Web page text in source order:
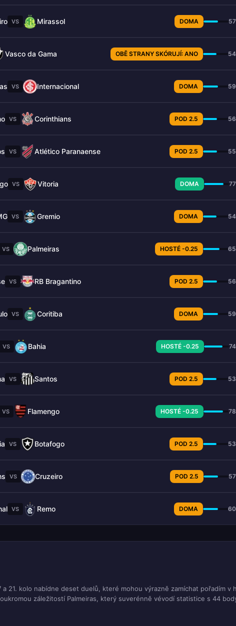
VS Mirassol DOMA
Vasco da Gama OBĚ STRANY SKÓRUJÍ: ANO
VS Internacional DOMA
VS Corinthians POD 2.5
VS Atlético Paranaense POD 2.5
VS Vitoria DOMA
VS Gremio DOMA
VS Palmeiras HOSTÉ -0.25
VS RB Bragantino POD 2.5
VS Coritiba DOMA
VS Bahia HOSTÉ -0.25
VS Santos POD 2.5
VS Flamengo HOSTÉ -0.25
VS Botafogo POD 2.5
VS Cruzeiro POD 2.5
VS Remo DOMA
21. kolo nabídne deset duelů, které mohou výrazně zamíchat pořadím v
záležitostí Palmeiras, který suverénně vévodí statistice s 44